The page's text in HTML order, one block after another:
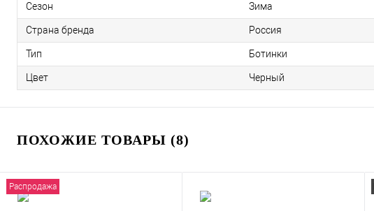
Сезон Зима
Страна бренда Россия
Тип Ботинки
Цвет Черный
ПОХОЖИЕ ТОВАРЫ (8)
Распродажа